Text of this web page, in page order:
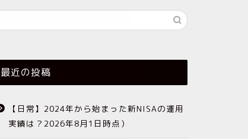
最近の投稿
【日常】2024年から始まった新NISAの運用
実績は？2026年8月1日時点）